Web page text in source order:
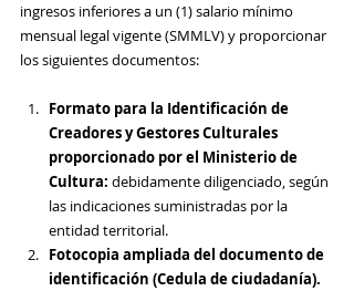
ingresos inferiores a un (1) salario mínimo
mensual legal vigente (SMMLV) y proporcionar
los siguientes documentos:
Formato para la Identificación de
Creadores y Gestores Culturales
proporcionado por el Ministerio de
Cultura: debidamente diligenciado, según
las indicaciones suministradas por la
entidad territorial.
Fotocopia ampliada del documento de
identificación (Cedula de ciudadanía).